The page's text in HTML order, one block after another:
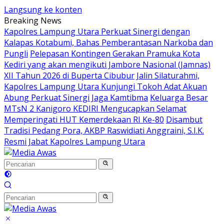
Langsung ke konten
Breaking News
Kapolres Lampung Utara Perkuat Sinergi dengan
Kalapas Kotabumi, Bahas Pemberantasan Narkoba dan
Pungli Pelepasan Kontingen Gerakan Pramuka Kota
Kediri yang akan mengikuti Jambore Nasional (Jamnas)
XII Tahun 2026 di Buperta Cibubur Jalin Silaturahmi,
Kapolres Lampung Utara Kunjungi Tokoh Adat Akuan
Abung Perkuat Sinergi Jaga Kamtibma Keluarga Besar
MTsN 2 Kanigoro KEDIRI Mengucapkan Selamat
Memperingati HUT Kemerdekaan RI Ke-80 Disambut
Tradisi Pedang Pora, AKBP Raswidiati Anggraini, S.I.K.
Resmi Jabat Kapolres Lampung Utara